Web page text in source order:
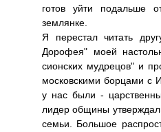
готов уйти подальше
землянке.
Я перестал читать
Дорофея" моей
сионских мудрецов" и
московскими борцами с
у нас были -
лидер общины
семьи. Большое